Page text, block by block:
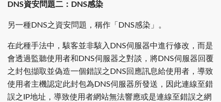
DNS資安問題二：DNS感染
另一種DNS之資安問題，稱作「DNS感染」。
在此種手法中，駭客並非駭入DNS伺服器中進行修改，而是
會透過監聽使用者和DNS伺服器之對談，將DNS伺服器回覆
之封包擷取並偽造一個錯誤之DNS回應訊息給使用者，導致
使用者主機認定此封包為DNS伺服器所發送，因此連線至錯
誤之IP地址，導致使用者網站無法響應或是連線至錯誤之網